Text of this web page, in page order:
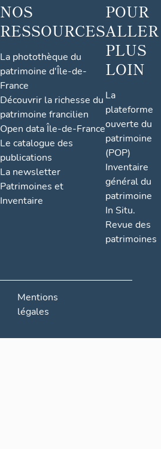
NOS
RESSOURCES
La photothèque du
patrimoine d'Île-de-
France
Découvrir la richesse du
patrimoine francilien
Open data Île-de-France
Le catalogue des
publications
La newsletter
Patrimoines et
Inventaire
POUR
ALLER
PLUS
LOIN
La
plateforme
ouverte du
patrimoine
(POP)
Inventaire
général du
patrimoine
In Situ.
Revue des
patrimoines
Mentions
légales